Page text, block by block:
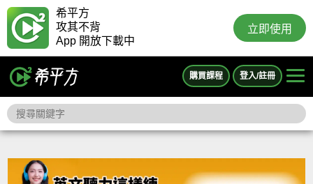
希平方
攻其不背
App 開放下載中
立即使用
購買課程 登入/註冊